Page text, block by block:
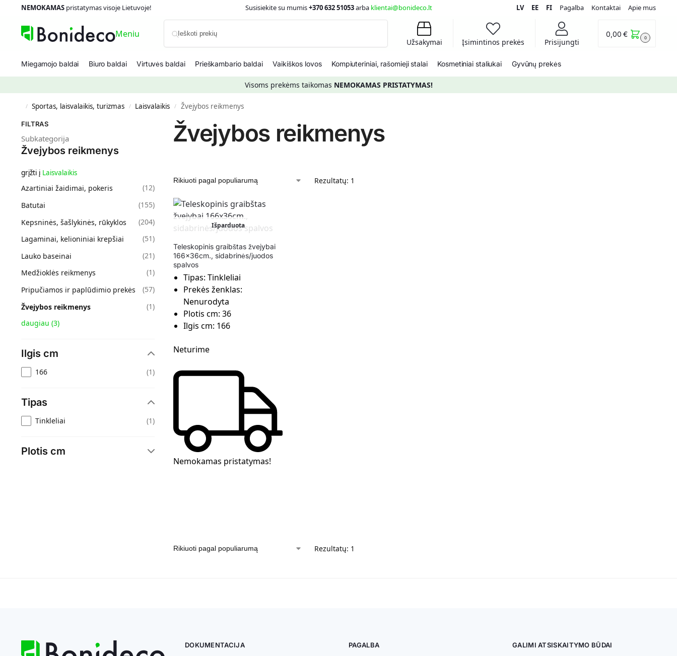
NEMOKAMASpristatymas visoje Lietuvoje! Susisiekite su mumis+370 632 51053arba klientai@bonideco.lt LV EE FI Pagalba Kontaktai Apie mus
Meniu
Užsakymai Įsimintinos prekės Prisijungti
0,00€ 0
Miegamojo baldai Biuro baldai Virtuvės baldai Prieškambario baldai Vaikiškos lovos Kompiuteriniai, rašomieji stalai Kosmetiniai staliukai Gyvūnų prekės
Visoms prekėms taikomas NEMOKAMAS PRISTATYMAS!
/ Sportas, laisvalaikis, turizmas / Laisvalaikis / Žvejybos reikmenys
Žvejybos reikmenys
Rezultatų: 1
Išparduota
Teleskopinis graibštas žvejybai
166x36cm., sidabrinės/juodos
spalvos
Tipas:Tinkleliai
Prekės ženklas:
Nenurodyta
Plotis cm:36
Ilgis cm: 166
Neturime
Nemokamas pristatymas!
Rezultatų: 1
FILTRAS
Subkategorija
Žvejybos reikmenys
grįžti į Laisvalaikis
Azartiniai žaidimai, pokeris (12)
Batutai
(155)
Kepsninės, šašlykinės, rūkyklos
(204)
Lagaminai, kelioniniai krepšiai
(51)
Lauko baseinai
(21)
Medžioklės reikmenys
(1)
Pripučiamos ir paplūdimio prekės
(57)
Žvejybos reikmenys
(1)
daugiau (3)
Ilgis cm
166 (1)
Tipas
Tinkleliai (1)
Plotis cm
DOKUMENTACIJA PAGALBA GALIMI ATSISKAITYMO BŪDAI